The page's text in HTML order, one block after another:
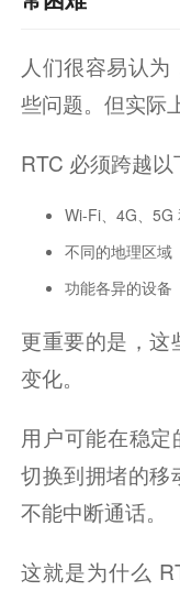
人们很容易认
些问题。但实际
RTC 必须跨越以
Wi-Fi、4G、5G
不同的地理区域
功能各异的设备
更重要的是，这
变化。
用户可能在稳
切换到拥堵的移
不能中断通话。
这就是为什么